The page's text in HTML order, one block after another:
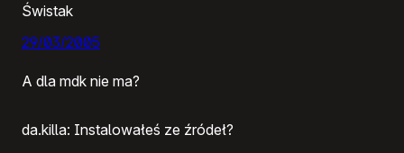
Świstak
29/03/2005
A dla mdk nie ma?
da.killa: Instalowałeś ze źródeł?